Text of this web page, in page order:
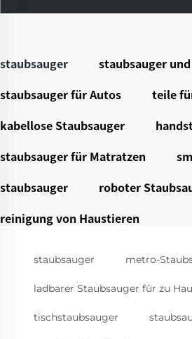
staubsauger
staubsauger
staubsauger für Autos
teile
kabellose Staubsauger
staubsauger für Matratzen
staubsauger
roboter
reinigung von Haustieren
staubsauger metro-
ladbarer Staubsauger für zu
tischstaubsauger